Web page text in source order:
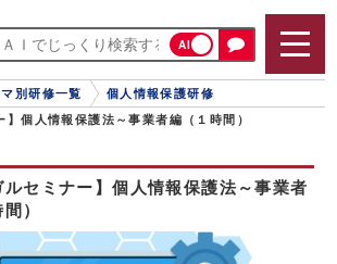
AI
別研修一覧
個人情報保護研修
】個人情報保護法～事業者編（１時間）
ルセミナー】個人情報保護法～事業者
）